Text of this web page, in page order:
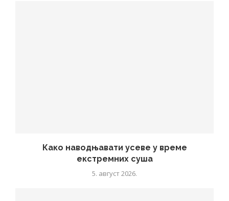
Како наводњавати усеве у време
екстремних суша
5. август 2026.